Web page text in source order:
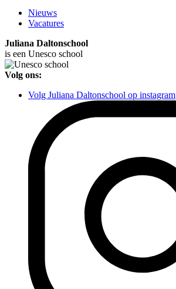
Nieuws
Vacatures
Juliana Daltonschool
is een Unesco school
Volg ons:
Volg Juliana Daltonschool op instagram